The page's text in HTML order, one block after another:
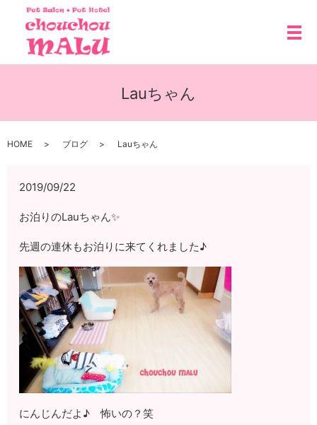
メ
Lauちゃん
HOME ブログ Lauちゃん
2019/09/22
お泊りのLauちゃん✨
先週の連休もお泊りに来てくれました♪
にんじんだよ♪ 怖いの？笑